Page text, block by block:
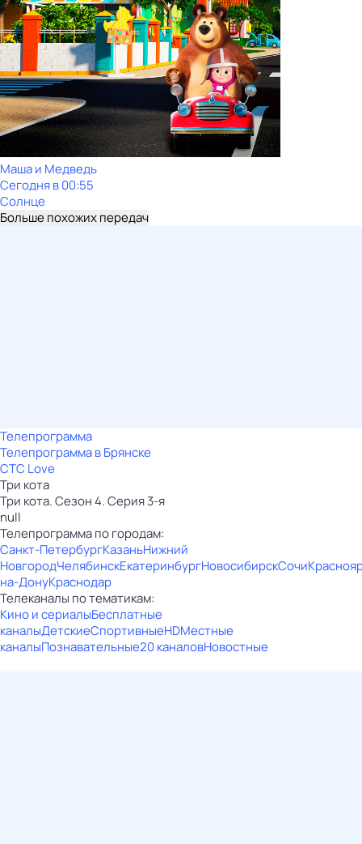
Маша и Медведь
Сегодня в 00:55
Солнце
Больше похожих передач
Телепрограмма
Телепрограмма в Брянске
СТС Love
Три кота
Три кота. Сезон 4. Серия 3-я
null
Телепрограмма по городам:
Санкт-ПетербургКазаньНижний
НовгородЧелябинскЕкатеринбургНовосибирскСочи
на-ДонуКраснодар
Телеканалы по тематикам:
Кино и сериалыБесплатные
каналыДетскиеСпортивныеHDМестные
каналыПознавательные20 каналовНовостные